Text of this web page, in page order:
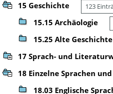
15 Geschichte 123
15.15 Archäologie
15.25 Alte Geschichte
17 Sprach- und
18 Einzelne Sprachen
18.03 Englische